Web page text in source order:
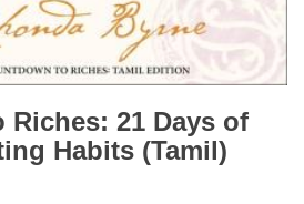
21 Days of
Habits (Tamil)